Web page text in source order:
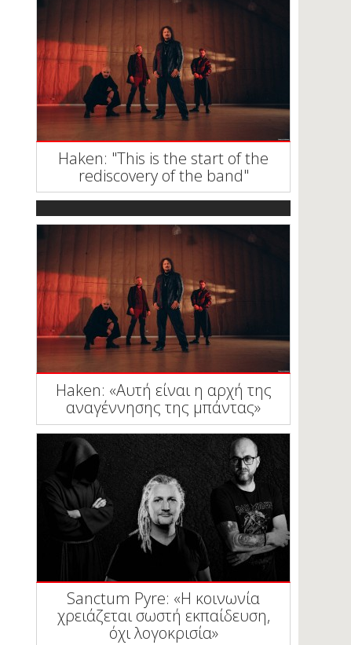
Haken: "This is the start of the
rediscovery of the band"
Haken: «Αυτή είναι η αρχή της
αναγέννησης της μπάντας»
Sanctum Pyre: «Η κοινωνία
χρειάζεται σωστή εκπαίδευση,
όχι λογοκρισία»